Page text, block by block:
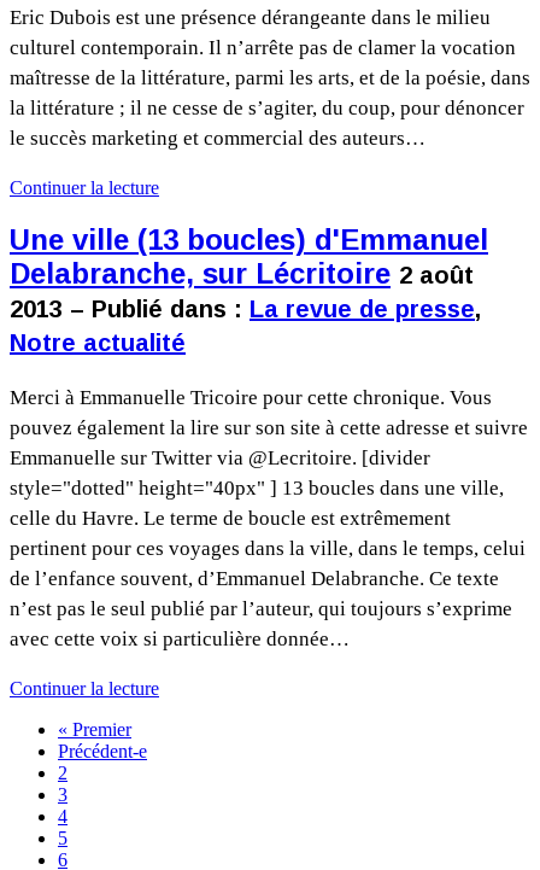
Eric Dubois est une présence dérangeante dans le milieu
culturel contemporain. Il n’arrête pas de clamer la vocation
maîtresse de la littérature, parmi les arts, et de la poésie, dans
la littérature ; il ne cesse de s’agiter, du coup, pour dénoncer
le succès marketing et commercial des auteurs…
Continuer la lecture
Une ville (13 boucles) d'Emmanuel
Delabranche, sur Lécritoire 2 août
2013 – Publié dans : La revue de presse,
Notre actualité
Merci à Emmanuelle Tricoire pour cette chronique. Vous
pouvez également la lire sur son site à cette adresse et suivre
Emmanuelle sur Twitter via @Lecritoire. [divider
style="dotted" height="40px" ] 13 boucles dans une ville,
celle du Havre. Le terme de boucle est extrêmement
pertinent pour ces voyages dans la ville, dans le temps, celui
de l’enfance souvent, d’Emmanuel Delabranche. Ce texte
n’est pas le seul publié par l’auteur, qui toujours s’exprime
avec cette voix si particulière donnée…
Continuer la lecture
« Premier
Précédent-e
2
3
4
5
6